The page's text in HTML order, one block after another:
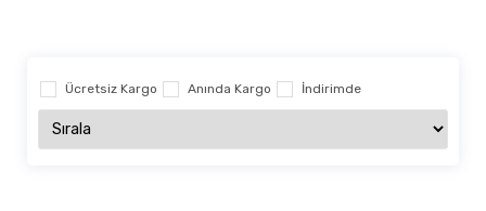
Ücretsiz Kargo Anında Kargo İndirimde